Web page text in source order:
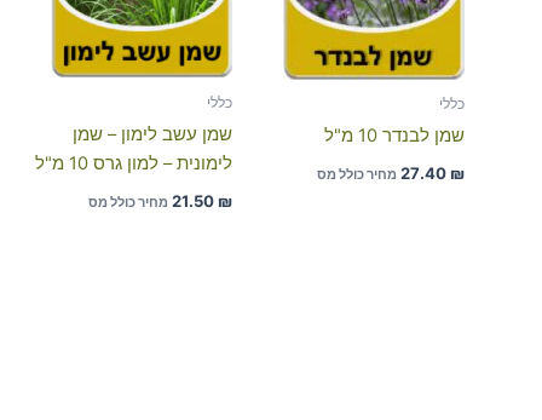
כללי
שמן לבנדר 10 מ"ל
27.40 ₪ מחיר כולל מס
כללי
שמן עשב לימון – שמן
לימונית – למון גרס 10 מ"ל
21.50 ₪ מחיר כולל מס